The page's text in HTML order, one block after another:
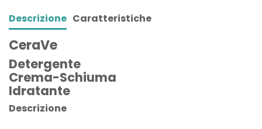
Descrizione Caratteristiche
CeraVe
Detergente
Crema-Schiuma
Idratante
Descrizione